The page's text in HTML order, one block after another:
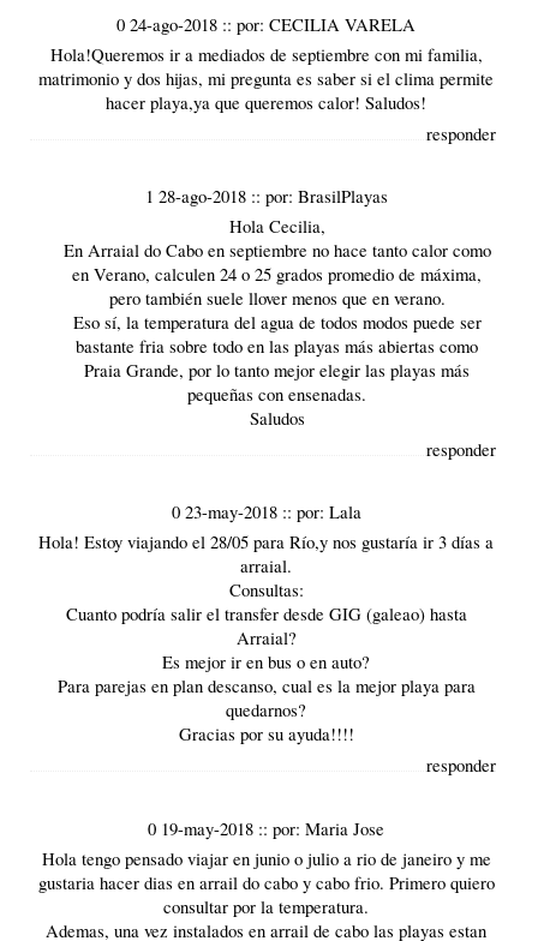
0 24-ago-2018 ::por:CECILIA VARELA
Hola!Queremos ir a mediados de septiembre con mi familia,
matrimonio y dos hijas, mi pregunta es saber si el clima permite
hacer playa,ya que queremos calor! Saludos!
responder
1 28-ago-2018 :: por: BrasilPlayas
Hola Cecilia,
En Arraial do Cabo en septiembre no hace tanto calor como
en Verano, calculen 24 o 25 grados promedio de máxima,
pero también suele llover menos que en verano.
Eso sí, la temperatura del agua de todos modos puede ser
bastante fria sobre todo en las playas más abiertas como
Praia Grande, por lo tanto mejor elegir las playas más
pequeñas con ensenadas.
Saludos
responder
0 23-may-2018 :: por: Lala
Hola! Estoy viajando el 28/05 para Río,y nos gustaría ir 3 días a
arraial.
Consultas:
Cuanto podría salir el transfer desde GIG (galeao) hasta
Arraial?
Es mejor ir en bus o en auto?
Para parejas en plan descanso, cual es la mejor playa para
quedarnos?
Gracias por su ayuda!!!!
responder
0 19-may-2018 ::por:Maria Jose
Hola tengo pensado viajar en junio o julio a rio de janeiro y me
gustaria hacer dias en arrail do cabo y cabo frio. Primero quiero
consultar por la temperatura.
Ademas, una vez instalados en arrail de cabo las playas estan